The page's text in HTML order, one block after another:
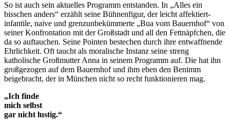
So ist auch sein aktuelles Programm entstanden. In „Alles ein
bisschen anders“ erzählt seine Bühnenfigur, der leicht affektiert-
infantile, naive und grenzunbekümmerte „Bua vom Bauernhof“ von
seiner Konfrontation mit der Großstadt und all den Fettnäpfchen, die
da so auftauchen. Seine Pointen bestechen durch ihre entwaffnende
Ehrlichkeit. Oft taucht als moralische Instanz seine streng
katholische Großmutter Anna in seinem Programm auf. Die hat ihn
großgezogen auf dem Bauernhof und ihm eben den Benimm
beigebracht, der in München nicht so recht funktionieren mag.
„Ich finde
mich selbst
gar nicht lustig.“